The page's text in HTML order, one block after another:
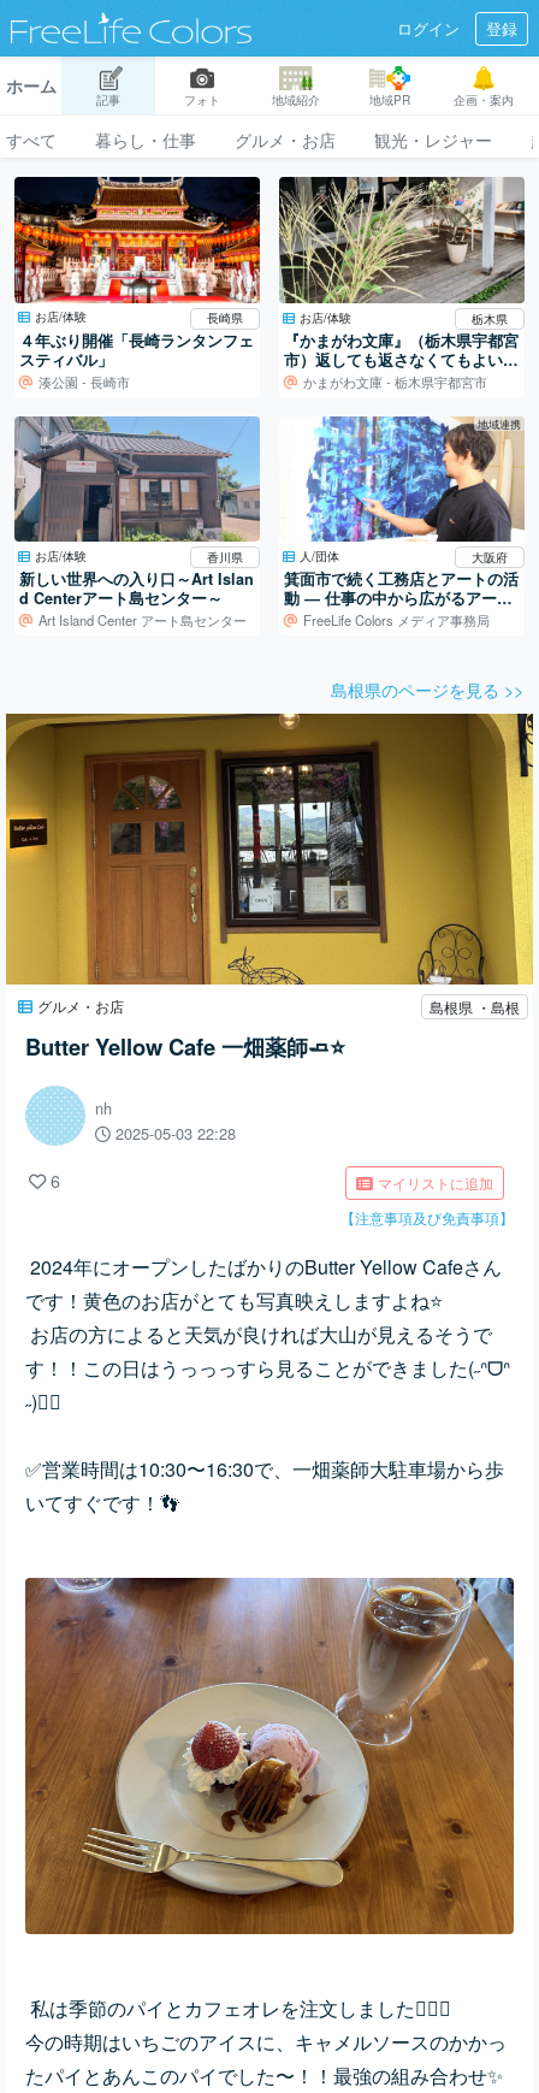
ログイン 登録
ホーム
記事 フォト 地域紹介 地域PR 企画・案内
すべて 暮らし・仕事 グルメ・お店 観光・レジャー
お店/体験 長崎県
４年ぶり開催「長崎ランタンフェ
スティバル」
湊公園 - 長崎市
お店/体験 栃木県
『かまがわ文庫』（栃木県宇都宮
市）返しても返さなくてもよい図
書館・・・
かまがわ文庫 - 栃木県宇都宮市
お店/体験 香川県
新しい世界への入り口～Art Islan
d Centerアート島センター～
Art Island Center アート島センター
地域連携
人/団体 大阪府
箕面市で続く工務店とアートの活
動 ― 仕事の中から広がるアート
制作FreeLife Colors メディア事務局
島根県のページを見る >>
グルメ・お店 島根県 ・島根
Butter Yellow Cafe 一畑薬師🧈⭐️
nh
2025-05-03 22:28
6
マイリストに追加
【注意事項及び免責事項】
2024年にオープンしたばかりのButter Yellow Cafeさん
です！黄色のお店がとても写真映えしますよね⭐️
お店の方によると天気が良ければ大山が見えるそうで
す！！この日はうっっっすら見ることができました(˶ᐢᗜᐢ
˶)👍🏻
✅営業時間は10:30〜16:30で、一畑薬師大駐車場から歩
いてすぐです！👣
私は季節のパイとカフェオレを注文しました🙋🏻‍♀️
今の時期はいちごのアイスに、キャメルソースのかかっ
たパイとあんこのパイでした〜！！最強の組み合わせ✨️